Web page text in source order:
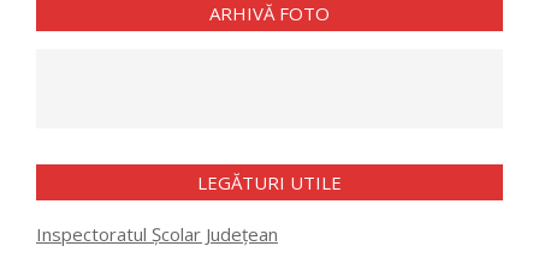
ARHIVĂ FOTO
LEGĂTURI UTILE
Inspectoratul Școlar Județean